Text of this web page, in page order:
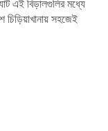
এই বিড়ালগুলির মধ্যে
চিড়িয়াখানায় সহজেই